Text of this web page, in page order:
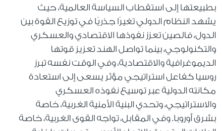
بطبيعتها إلى استقطاب السياسة العالمية، حيث
يشهد النظام الدولي تغيرًا جذريًا في توزيع القوة بين
الدول، فالصين تعزز نفوذها الاقتصادي والعسكري
والتكنولوجي، بينما تواصل الهند تعزيز قوتها
الديموغرافية والاقتصادية، وفي الوقت نفسه تبرز
روسيا كفاعل استراتيجي مؤثر يسعى إلى استعادة
مكانته الدولية عبر توسيع نفوذه العسكري
والاستراتيجي، وتحدي البنية الأمنية الغربية، خاصة
بشرق أوروبا. وفي المقابل، تواجه القوى الغربية، خاصة